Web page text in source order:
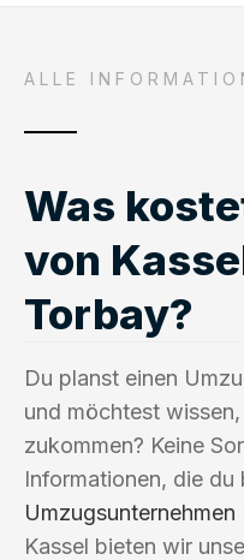
ALLE
Was
von
Torbay?
Du planst einen
und möchtest
zukommen? Keine
Informationen, die
Umzugsunternehmen
Kassel bieten wir